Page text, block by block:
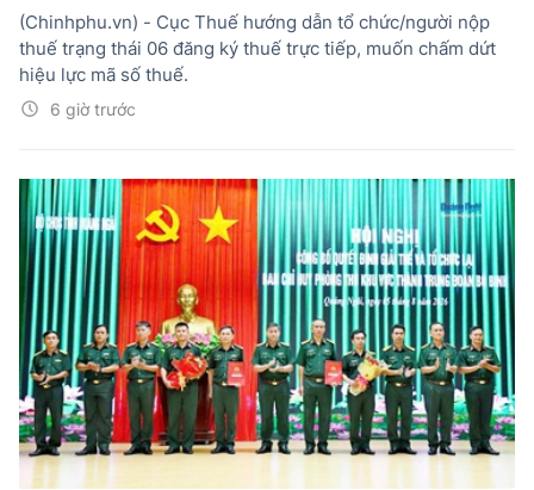
6 giờ trước
(Chinhphu.vn) - Cục Thuế hướng dẫn tổ chức/người nộp
thuế trạng thái 06 đăng ký thuế trực tiếp, muốn chấm dứt
hiệu lực mã số thuế.